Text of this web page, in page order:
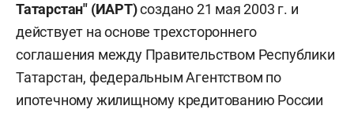
Татарстан" (ИАРТ)создано 21 мая 2003 г. и
действует на основе трехстороннего
соглашения между Правительством Республики
Татарстан, федеральным Агентством по
ипотечному жилищному кредитованию России